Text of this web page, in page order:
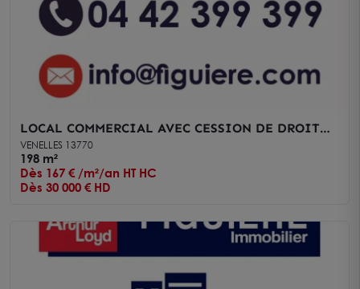
LOCAL COMMERCIAL AVEC CESSION DE DROIT
AU BAIL
VENELLES 13770
198 m²
Dès 167 € /m²/an HT HC
Dès 30 000 € HD